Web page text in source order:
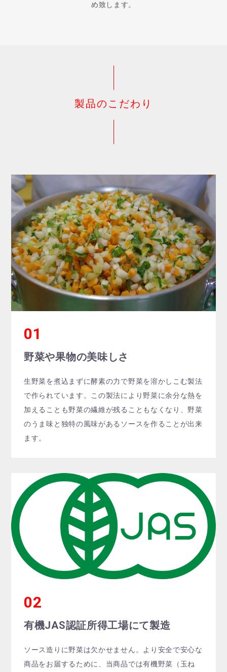
お買い物を続ける カートへ進む
め致します。
製品のこだわり
野菜や果物の美味しさ
生野菜を煮込まずに酵素の力で野菜を溶かしこむ製法
で作られています。この製法により野菜に余分な熱を
加えることも野菜の繊維が残ることもなくなり、野菜
のうま味と独特の風味があるソースを作ることが出来
ます。
有機JAS認証所得工場にて製造
ソース造りに野菜は欠かせません。より安全で安心な
商品をお届するために、当商品では有機野菜（玉ね
お買い物を続ける カートへ進む